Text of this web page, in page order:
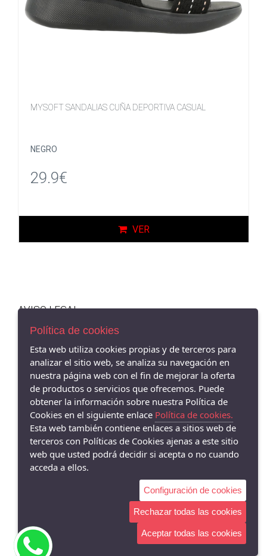
MYSOFT SANDALIAS CUÑA DEPORTIVA CASUAL
NEGRO
29.9€
VER
AVISO LEGAL
POLÍTICA DE COOKIES
ENVÍOS Y DEVOLUCIONES
POLÍTICA DE PRIVACIDAD
Barbu2 Shoes Córdoba - Avenida de la Viñuela, 1, 14010 Córdoba,
CÓRDOBA - 14010 (Córdoba)
607503737
Política de cookies
Esta web utiliza cookies propias y de terceros para
analizar el sitio web, se analiza su navegación en
nuestra página web con el fin de mejorar la oferta
de productos o servicios que ofrecemos. Puede
obtener la información sobre nuestra Política de
Cookies en el siguiente enlace Política de cookies.
Esta web también contiene enlaces a sitios web de
terceros con Políticas de Cookies ajenas a este sitio
web que usted podrá decidir si acepta o no cuando
acceda a ellos.
Configuración de cookies
Rechazar todas las cookies
Aceptar todas las cookies